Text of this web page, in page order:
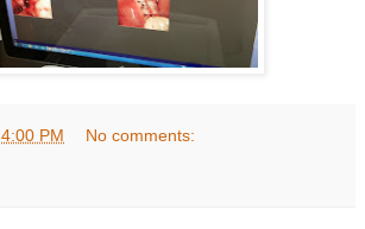
4:00 PM No comments: